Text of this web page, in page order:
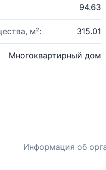
94.63
м²: 315.01
Многоквартирный дом
Информация об